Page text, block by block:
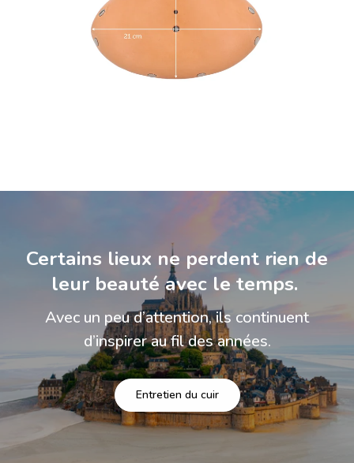
Certains lieux ne perdent rien de
leur beauté avec le temps.
Avec un peu d’attention, ils continuent
d’inspirer au fil des années.
Entretien du cuir